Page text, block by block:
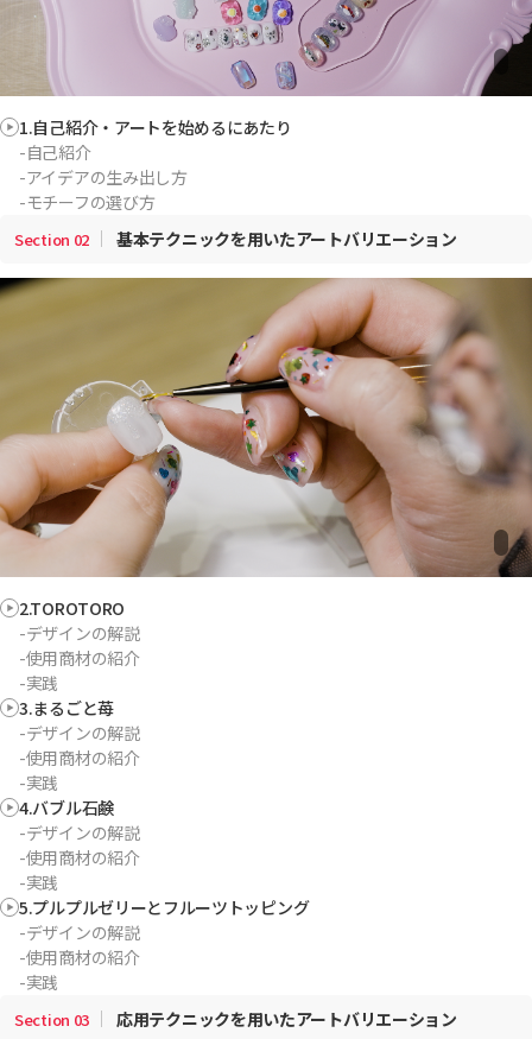
1.自己紹介・アートを始めるにあたり
-自己紹介
-アイデアの生み出し方
-モチーフの選び方
Section 02 基本テクニックを用いたアートバリエーション
2.TOROTORO
-デザインの解説
-使用商材の紹介
-実践
3.まるごと苺
-デザインの解説
-使用商材の紹介
-実践
4.バブル石鹸
-デザインの解説
-使用商材の紹介
-実践
5.プルプルゼリーとフルーツトッピング
-デザインの解説
-使用商材の紹介
-実践
Section 03 応用テクニックを用いたアートバリエーション